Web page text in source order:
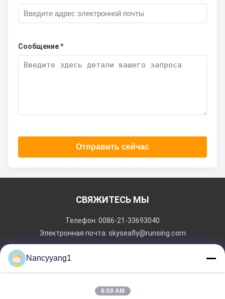
Сообщение *
Отправить сейчас
СВЯЖИТЕСЬ МЫ
Телефон: 0086-21-33693040
Электронная почта: skyseafly@runsing.com
БЫСТРЫЕ ССЫЛКИ
Контактные Данные
Nancyyang1
6:59 AM